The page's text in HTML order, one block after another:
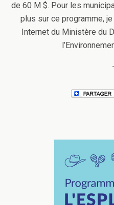
de 60 M $. Pour les
plus sur ce programme,
Internet du Ministère du